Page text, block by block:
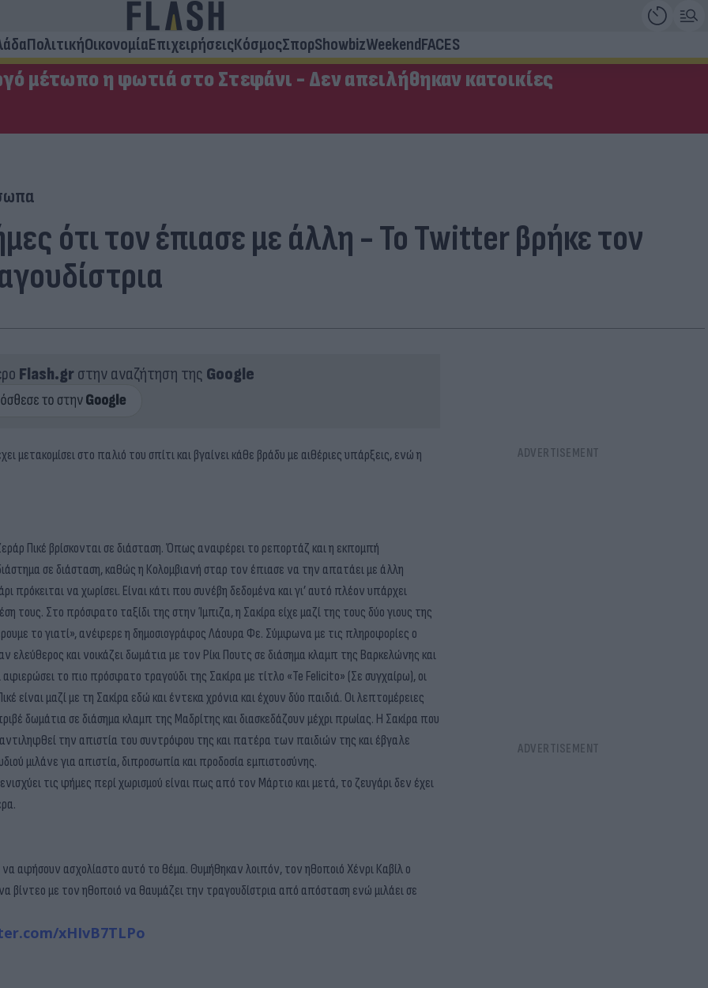
ΠολιτικήΟικονομίαΕπιχειρήσειςΚόσμοςΣπορShowbizWeekendFACES
μέτωπο η φωτιά στο Στεφάνι - Δεν απειλήθηκαν κατοικίες
ότι τον έπιασε με άλλη - Το Twitter βρήκε τον
Flash.grστην αναζήτηση της Google
στο παλιό του σπίτι και βγαίνει κάθε βράδυ με αιθέριες υπάρξεις, ενώ η
Πικέ βρίσκονται σε διάσταση. Όπως αναφέρει το ρεπορτάζ και η εκπομπή
σε διάσταση, καθώς η Κολομβιανή σταρ τον έπιασε να την απατάει με άλλη
πρόκειται να χωρίσει. Είναι κάτι που συνέβη δεδομένα και γι’ αυτό πλέον υπάρχει
τους. Στο πρόσφατο ταξίδι της στην Ίμπιζα, η Σακίρα είχε μαζί της τους δύο γιους της
το γιατί», ανέφερε η δημοσιογράφος Λάουρα Φε. Σύμφωνα με τις πληροφορίες ο
και νοικάζει δωμάτια με τον Ρίκι Πουτς σε διάσημα κλαμπ της Βαρκελώνης και
το πιο πρόσφατο τραγούδι της Σακίρα με τίτλο «Te Felicito» (Σε συγχαίρω), οι
είναι μαζί με τη Σακίρα εδώ και έντεκα χρόνια και έχουν δύο παιδιά. Οι λεπτομέρειες
δωμάτια σε διάσημα κλαμπ της Μαδρίτης και διασκεδάζουν μέχρι πρωίας. Η Σακίρα που
την απιστία του συντρόφου της και πατέρα των παιδιών της και έβγαλε
μιλάνε για απιστία, διπροσωπία και προδοσία εμπιστοσύνης.
τις φήμες περί χωρισμού είναι πως από τον Μάρτιο και μετά, το ζευγάρι δεν έχει
αφήσουν ασχολίαστο αυτό το θέμα. Θυμήθηκαν λοιπόν, τον ηθοποιό Χένρι Καβίλ ο
βίντεο με τον ηθοποιό να θαυμάζει την τραγουδίστρια από απόσταση ενώ μιλάει σε
xHIvB7TLPo